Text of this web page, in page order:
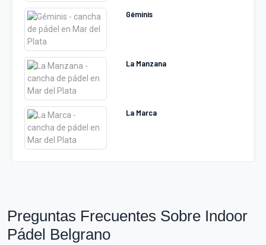
Géminis
La Manzana
La Marca
Preguntas Frecuentes Sobre Indoor
Pádel Belgrano